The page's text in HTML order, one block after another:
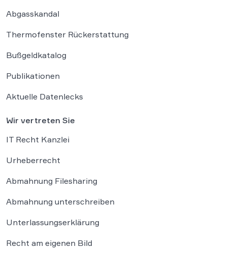
Abgasskandal
Thermofenster Rückerstattung
Bußgeldkatalog
Publikationen
Aktuelle Datenlecks
Wir vertreten Sie
IT Recht Kanzlei
Urheberrecht
Abmahnung Filesharing
Abmahnung unterschreiben
Unterlassungserklärung
Recht am eigenen Bild